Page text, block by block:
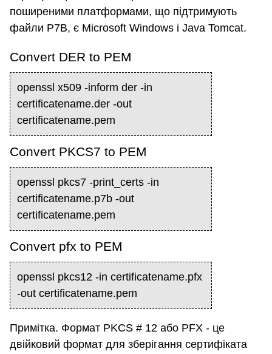
поширеними платформами, що підтримують
файли P7B, є Microsoft Windows і Java Tomcat.
Convert DER to PEM
openssl x509 -inform der -in
certificatename.der -out
certificatename.pem
Convert PKCS7 to PEM
openssl pkcs7 -print_certs -in
certificatename.p7b -out
certificatename.pem
Convert pfx to PEM
openssl pkcs12 -in certificatename.pfx
-out certificatename.pem
Примітка. Формат PKCS # 12 або PFX - це
двійковий формат для зберігання сертифіката